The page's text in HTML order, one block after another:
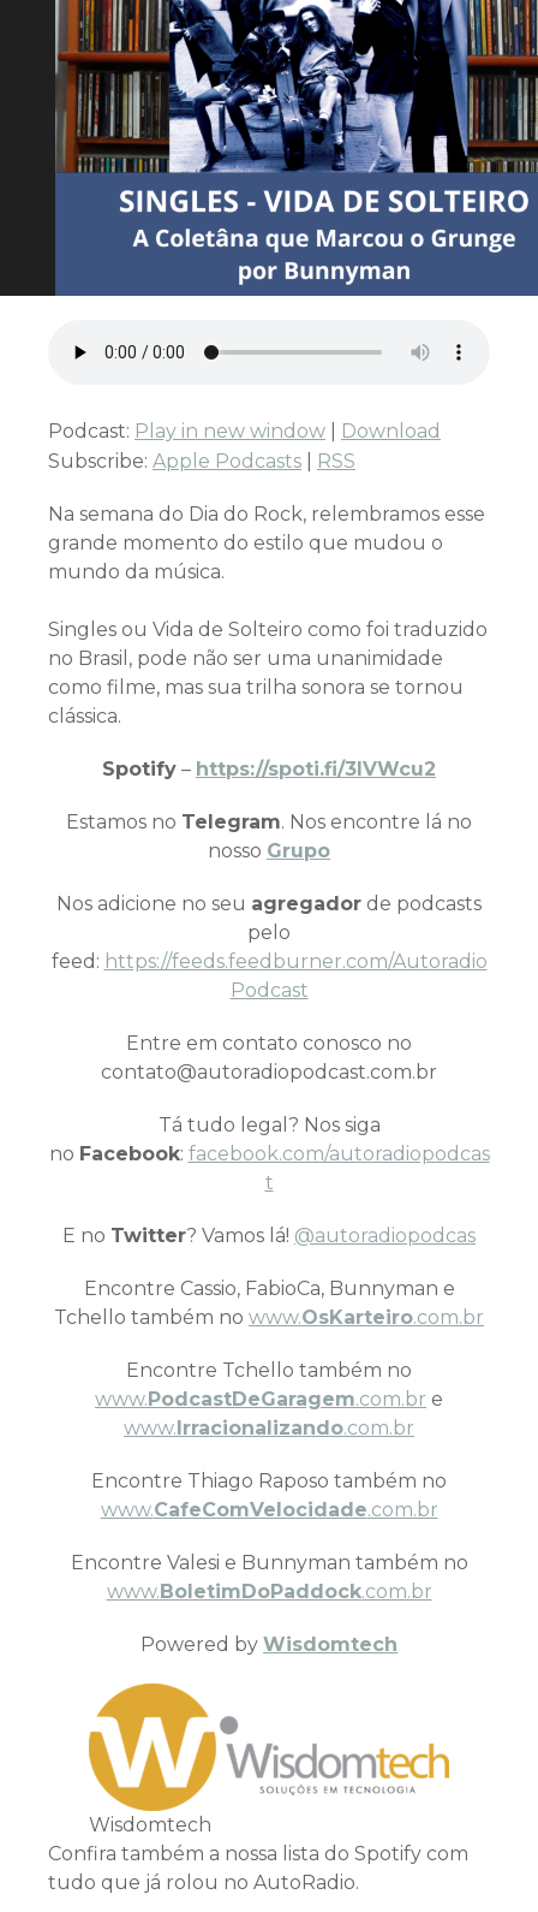
Podcast: Play in new window
Download
Subscribe: Apple Podcasts RSS
Na semana do Dia do Rock, relembramos esse
grande momento do estilo que mudou o
mundo da música.
Singles ou Vida de Solteiro como foi traduzido
no Brasil, pode não ser uma unanimidade
como filme, mas sua trilha sonora se tornou
clássica.
Spotify – https://spoti.fi/3IVWcu2
Estamos no Telegram. Nos encontre lá no
nosso Grupo
Nos adicione no seu agregador de podcasts
pelo
feed: https://feeds.feedburner.com/Autoradio
Podcast
Entre em contato conosco no
contato@autoradiopodcast.com.br
Tá tudo legal? Nos siga
no Facebook: facebook.com/autoradiopodcas
t
E no Twitter? Vamos lá! @autoradiopodcas
Encontre Cassio, FabioCa, Bunnyman e
Tchello também no www.OsKarteiro.com.br
Encontre Tchello também no
www.PodcastDeGaragem.com.br e
www.Irracionalizando.com.br
Encontre Thiago Raposo também no
www.CafeComVelocidade.com.br
Encontre Valesi e Bunnyman também no
www.BoletimDoPaddock.com.br
Powered by Wisdomtech
Wisdomtech
Confira também a nossa lista do Spotify com
tudo que já rolou no AutoRadio.